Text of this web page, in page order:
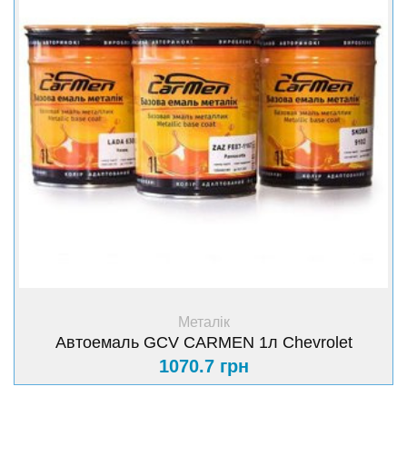
+ Купити
Металік
Автоемаль GCV CARMEN 1л Chevrolet
1070.7 грн